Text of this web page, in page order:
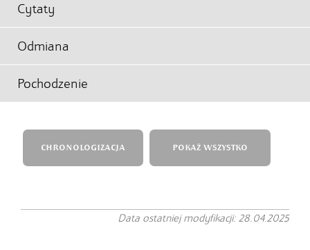
Cytaty
Odmiana
Pochodzenie
CHRONOLOGIZACJA POKAŻ WSZYSTKO
Data ostatniej modyfikacji: 28.04.2025